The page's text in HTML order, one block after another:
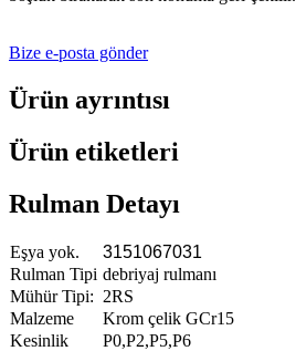
Bize e-posta gönder
Ürün ayrıntısı
Ürün etiketleri
Rulman Detayı
Eşya yok.
3151067031
Rulman Tipi debriyaj rulmanı
Mühür Tipi: 2RS
Malzeme
Krom çelik GCr15
Kesinlik
P0,P2,P5,P6